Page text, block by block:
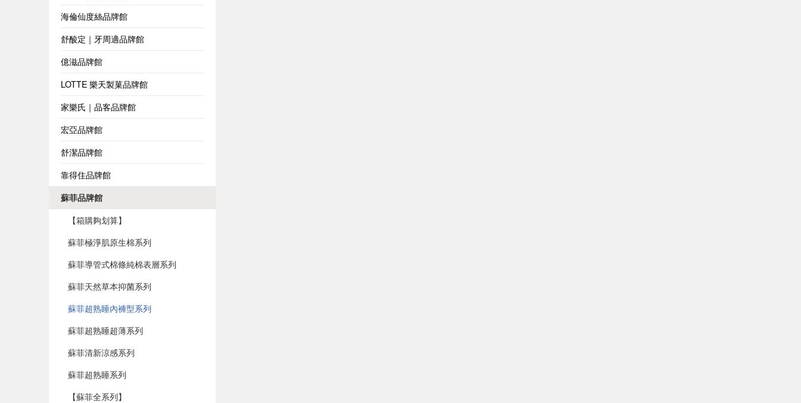
海倫仙度絲品牌館
舒酸定｜牙周適品牌館
億滋品牌館
LOTTE 樂天製菓品牌館
家樂氏｜品客品牌館
宏亞品牌館
舒潔品牌館
靠得住品牌館
蘇菲品牌館
【箱購夠划算】
蘇菲極淨肌原生棉系列
蘇菲導管式棉條純棉表層系列
蘇菲天然草本抑菌系列
蘇菲超熟睡內褲型系列
蘇菲超熟睡超薄系列
蘇菲清新涼感系列
蘇菲超熟睡系列
【蘇菲全系列】